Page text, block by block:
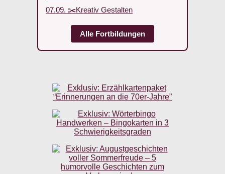
07.09. ✂️Kreativ Gestalten
Alle Fortbildungen